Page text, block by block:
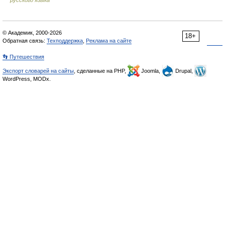
18+
© Академик, 2000-2026
Обратная связь: Техподдержка Реклама на сайте
👣 Путешествия
Экспорт словарей на сайты , сделанные на PHP, Joomla,
Drupal,
WordPress, MODx.